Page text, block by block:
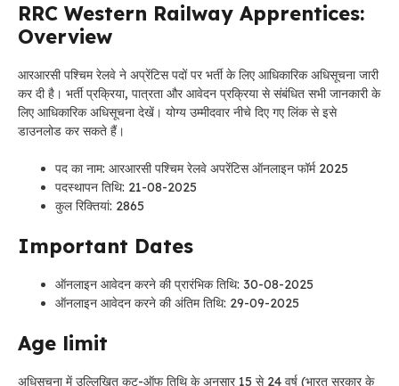
RRC Western Railway Apprentices:
Overview
आरआरसी पश्चिम रेलवे ने अप्रेंटिस पदों पर भर्ती के लिए आधिकारिक अधिसूचना जारी
कर दी है। भर्ती प्रक्रिया, पात्रता और आवेदन प्रक्रिया से संबंधित सभी जानकारी के
लिए आधिकारिक अधिसूचना देखें। योग्य उम्मीदवार नीचे दिए गए लिंक से इसे
डाउनलोड कर सकते हैं।
पद का नाम: आरआरसी पश्चिम रेलवे अपरेंटिस ऑनलाइन फॉर्म 2025
पदस्थापन तिथि: 21-08-2025
कुल रिक्तियां: 2865
Important Dates
ऑनलाइन आवेदन करने की प्रारंभिक तिथि: 30-08-2025
ऑनलाइन आवेदन करने की अंतिम तिथि: 29-09-2025
Age limit
अधिसूचना में उल्लिखित कट-ऑफ तिथि के अनुसार 15 से 24 वर्ष (भारत सरकार के